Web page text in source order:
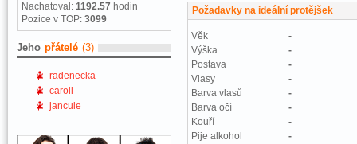
Nachatoval: 1192.57 hodin
Pozice v TOP: 3099
Jeho přátelé (3)
radenecka
caroll
jancule
Požadavky na ideální protějšek
Věk
-
Výška
-
Postava
-
Vlasy
-
Barva vlasů
-
Barva očí
-
Kouří
-
Pije alkohol
-